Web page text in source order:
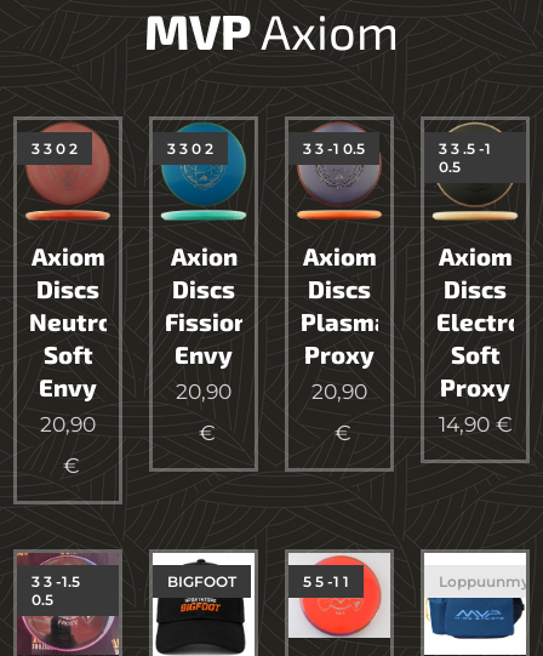
MVPAxiom
Axiom
Discs
Neutron
Soft
Envy
3 3 0 2
20,90
€
Axion
Discs
Fission
Envy
3 3 0 2
20,90
€
Axiom
Discs
Plasma
Proxy
3 3 -1 0.5
20,90
€
Axiom
Discs
Electron
Soft
Proxy
3 3 .5 -1
0.5
14,90€
3 3 -1.5
0.5
BIGFOOT 5 5 -1 1